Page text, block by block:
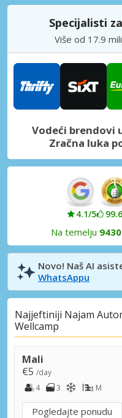
Specijalisti
Više od 17.9
Vodeći brendovi
Zračna luka
4.1/5
Na temelju
Novo! Naš AI
WhatsAppu
Najjeftiniji Najam
Wellcamp
Mali
€5 /day
4
3 M
Pogledajte ponudu